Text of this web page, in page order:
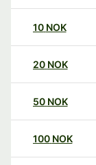
10 NOK
20 NOK
50 NOK
100 NOK